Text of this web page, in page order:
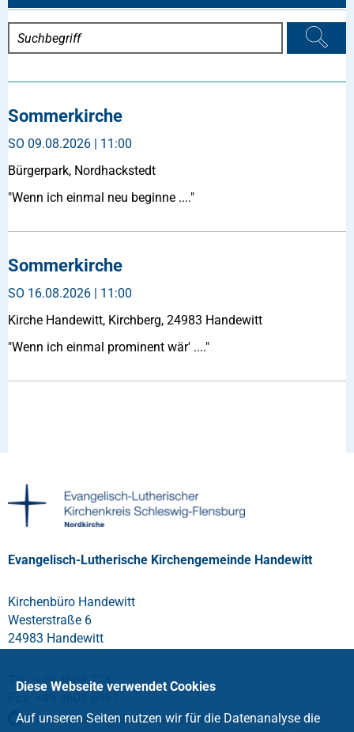
Sommerkirche
SO 09.08.2026 | 11:00
Bürgerpark, Nordhackstedt
"Wenn ich einmal neu beginne ...."
Sommerkirche
SO 16.08.2026 | 11:00
Kirche Handewitt, Kirchberg, 24983 Handewitt
"Wenn ich einmal prominent wär' ...."
Evangelisch-Lutherische Kirchengemeinde Handewitt
Kirchenbüro Handewitt
Westerstraße 6
24983 Handewitt
Tel.: +49 4608 224
kirchenbuero@kirche-handewitt.de
Diese Webseite verwendet Cookies
Auf unseren Seiten nutzen wir für die Datenanalyse die